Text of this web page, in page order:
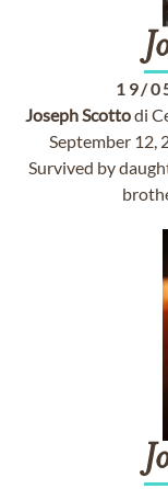
19/
JosephScottodi
September 12,
Survived by